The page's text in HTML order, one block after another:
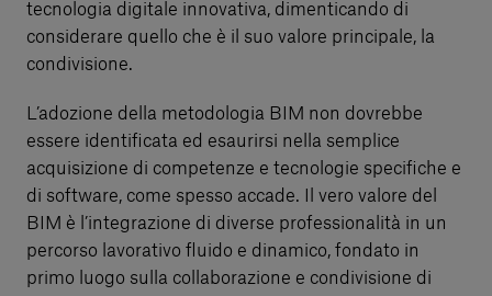
tecnologia digitale innovativa, dimenticando di
considerare quello che è il suo valore principale, la
condivisione.
L’adozione della metodologia BIM non dovrebbe
essere identificata ed esaurirsi nella semplice
acquisizione di competenze e tecnologie specifiche e
di software, come spesso accade. Il vero valore del
BIM è l’integrazione di diverse professionalità in un
percorso lavorativo fluido e dinamico, fondato in
primo luogo sulla collaborazione e condivisione di